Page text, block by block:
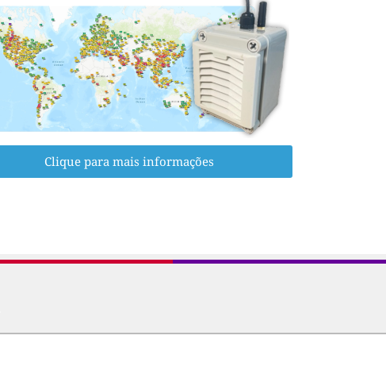
Clique para mais informações